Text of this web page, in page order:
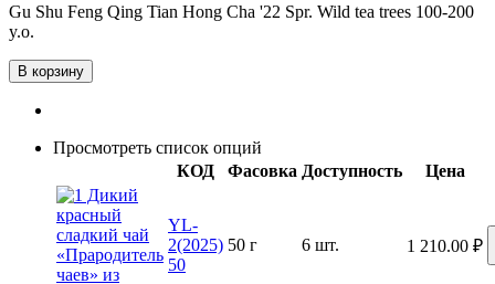
Gu Shu Feng Qing Tian Hong Cha '22 Spr. Wild tea trees 100-200
y.o.
В корзину
Просмотреть список опций
КОД
Фасовка Доступность Цена
YL-
2(2025)
50
50 г 6 шт. 1 210.00 ₽